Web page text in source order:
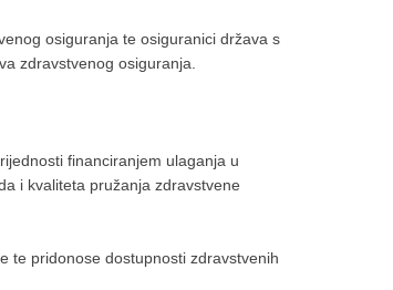
osiguranja te osiguranici država s
zdravstvenog osiguranja.
financiranjem ulaganja u
i kvaliteta pružanja zdravstvene
te pridonose dostupnosti zdravstvenih